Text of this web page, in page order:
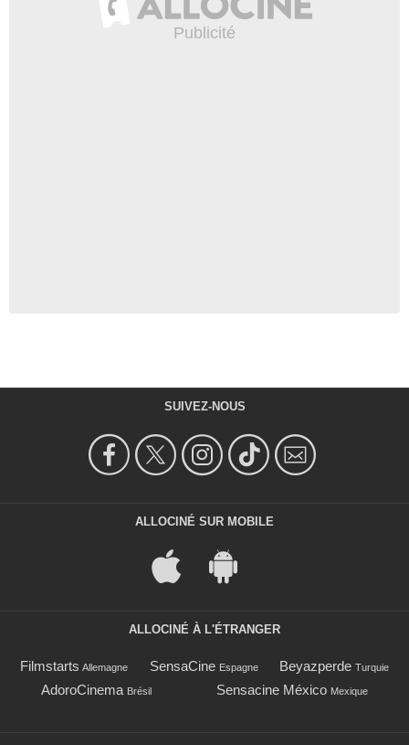
SUIVEZ-NOUS
ALLOCINÉ SUR MOBILE
ALLOCINÉ À L'ÉTRANGER
Filmstarts Allemagne SensaCine Espagne Beyazperde Turquie
AdoroCinema Brésil Sensacine México Mexique